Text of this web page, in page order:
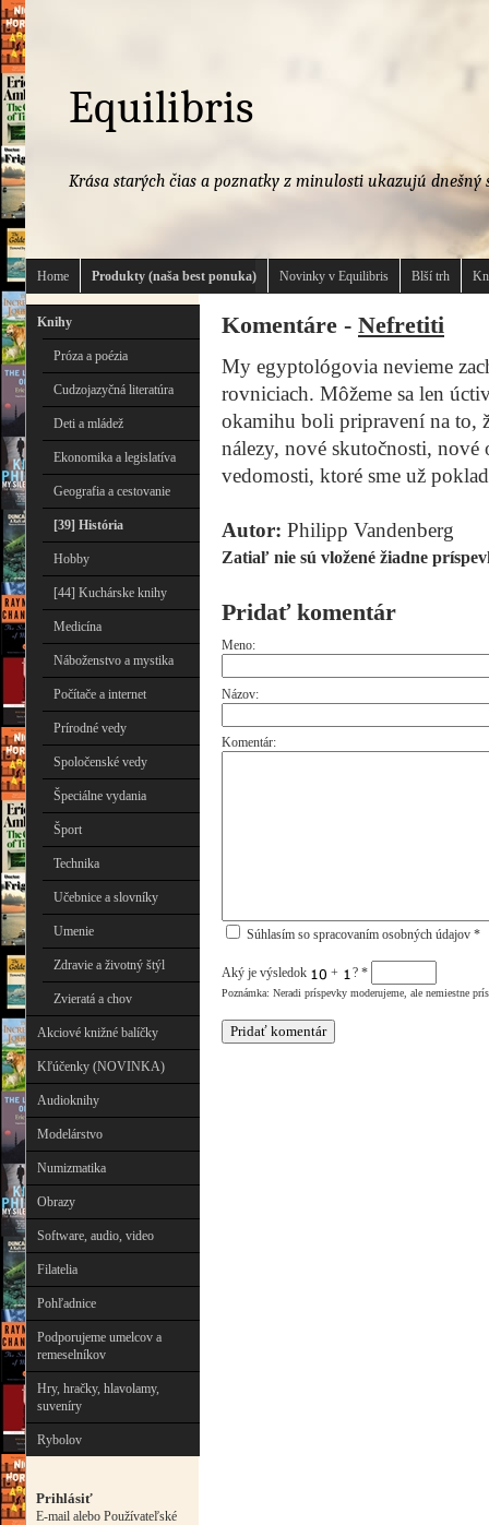
Equilibris
Krása starých čias a poznatky z minulosti ukazujú dnešný
Home Produkty (naša best ponuka) Novinky v Equilibris Blší trh
Knihy
Próza a poézia
Cudzojazyčná literatúra
Deti a mládež
Ekonomika a legislatíva
Geografia a cestovanie
[39] História
Hobby
[44] Kuchárske knihy
Medicína
Náboženstvo a mystika
Počítače a internet
Prírodné vedy
Spoločenské vedy
Špeciálne vydania
Šport
Technika
Učebnice a slovníky
Umenie
Zdravie a životný štýl
Zvieratá a chov
Akciové knižné balíčky
Kľúčenky (NOVINKA)
Audioknihy
Modelárstvo
Numizmatika
Obrazy
Software, audio, video
Filatelia
Pohľadnice
Podporujeme umelcov a
remeselníkov
Hry, hračky, hlavolamy,
suveníry
Rybolov
Prihlásiť
E-mail alebo Používateľské
Komentáre - Nefretiti
My egyptológovia nevieme
rovniciach. Môžeme sa len
okamihu boli pripravení na to,
nálezy, nové skutočnosti,
vedomosti, ktoré sme už
Autor: Philipp Vandenberg
Zatiaľ nie sú vložené žiadne
Pridať komentár
Meno:
Názov:
Komentár:
Súhlasím so spracovaním osobných údajov *
Aký je výsledok + ? *
Poznámka: Neradi príspevky moderujeme, ale nemiestne